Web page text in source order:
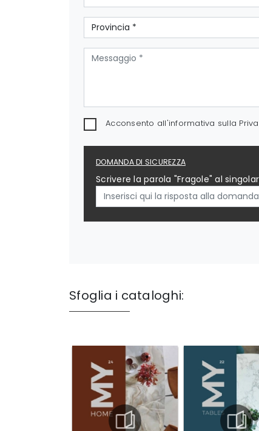
Acconsento all'informativa sulla
DOMANDA DI SICUREZZA
Scrivere la parola "Fragole" al
Sfoglia i cataloghi: